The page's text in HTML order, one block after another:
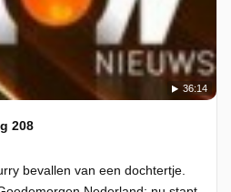
36:14
208
bevallen van een dochtertje.